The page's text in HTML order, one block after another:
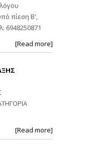
πίεση Β',
6948250871
[Read more]
[Read more]